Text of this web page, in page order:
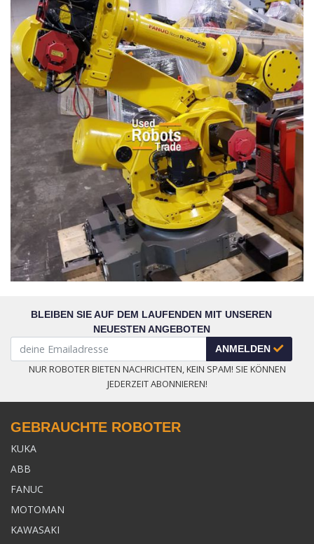
BLEIBEN SIE AUF DEM LAUFENDEN MIT UNSEREN
NEUESTEN ANGEBOTEN
ANMELDEN
NUR ROBOTER BIETEN NACHRICHTEN, KEIN SPAM! SIE KÖNNEN
JEDERZEIT ABONNIEREN!
GEBRAUCHTE ROBOTER
KUKA
ABB
FANUC
MOTOMAN
KAWASAKI